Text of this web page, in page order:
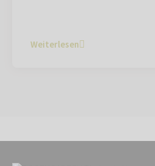
Weiterlesen